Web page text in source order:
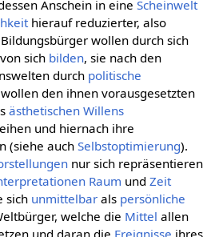
Anschein in eine Scheinwelt
hierauf reduzierter, also
wollen durch sich
von sich bilden, sie nach den
durch politische
den ihnen vorausgesetzten
ästhetischen Willens
und hiernach ihre
(siehe auch Selbstoptimierung).
nur sich repräsentieren
Raum und Zeit
sich unmittelbarals persönliche
welche die Mittel allen